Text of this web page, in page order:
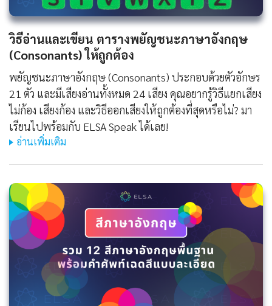
วิธีอ่านและเขียน ตารางพยัญชนะภาษาอังกฤษ
(Consonants) ให้ถูกต้อง
พยัญชนะภาษาอังกฤษ (Consonants) ประกอบด้วยตัวอักษร
21 ตัว และมีเสียงอ่านทั้งหมด 24 เสียง คุณอยากรู้วิธีแยกเสียง
ไม่ก้อง เสียงก้อง และวิธีออกเสียงให้ถูกต้องที่สุดหรือไม่? มา
เรียนไปพร้อมกับ ELSA Speak ได้เลย!
อ่านเพิ่มเติม